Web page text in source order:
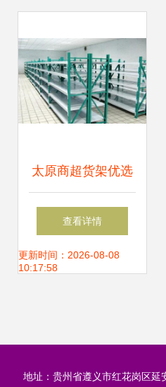
太原商超货架优选
迪雀美家俱，厂家
直销打造高效空间
查看详情
更新时间：2026-08-08
10:17:58
地址：贵州省遵义市红花岗区